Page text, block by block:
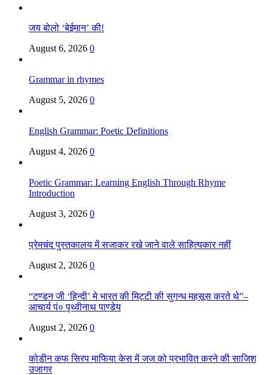
जय बोलो ‘बेईमान’ की!
August 6, 2026 0
Grammar in rhymes
August 5, 2026 0
English Grammar: Poetic Definitions
August 4, 2026 0
Poetic Grammar: Learning English Through Rhyme
Introduction
August 3, 2026 0
प्रेमचंद पुस्तकालय में सजाकर रखे जाने वाले साहित्यकार नहीं
August 2, 2026 0
“टण्डन जी ‘हिन्दी’ मे भारत की मिट्टी की सुगन्ध महसूस करते थे”–
आचार्य पं० पृथ्वीनाथ पाण्डेय
August 2, 2026 0
कोडीन कफ सिरप माफिया केस में जज को प्रभावित करने की साजिश
उजागर